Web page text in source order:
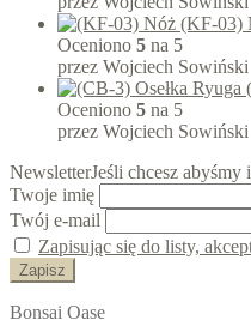
(KF-03)
Oceniono 5 na 5
przez Wojciech Sowiński
Oceniono 5 na 5
przez Wojciech Sowiński
NewsletterJeśli chcesz
Twoje imię
Twój e-mail
Zapisując się do listy,
Bonsai Oase